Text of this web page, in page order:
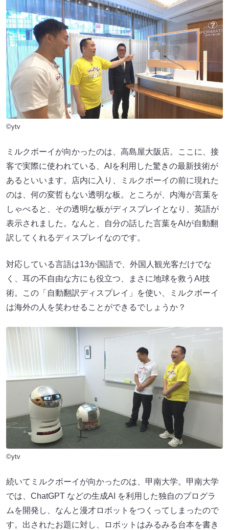
©ytv
ミルクボーイが向かったのは、高島屋大阪店。ここに、接
客で実際に使われている、AIを利用した驚きの最新技術が
あるといいます。店内に入り、ミルクボーイの前に現れた
のは、何の変哲もない透明な板。ところが、内海が言葉を
しゃべると、その透明な板がディスプレイとなり、英語が
表示されました。なんと、自分の話した言葉をAIが自動翻
訳してくれるディスプレイなのです。
対応している言語は13か国語で、外国人観光客だけでな
く、耳の不自由な方にも役立つ、まさに地球を救うAI技
術。この「自動翻訳ディスプレイ」を使い、ミルクボーイ
は海外の人を笑わせることができるでしょうか？
©ytv
続いてミルクボーイが向かったのは、甲南大学。甲南大学
では、ChatGPT などの生成AI を利用した独自のプログラ
ムを開発し、なんと漫才ロボットをつくってしまったので
す。出されたお題に対し、ロボットはみるみる台本を書き